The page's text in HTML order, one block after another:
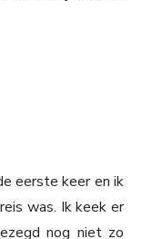
eerste keer en ik
was. Ik keek er
nog niet zo